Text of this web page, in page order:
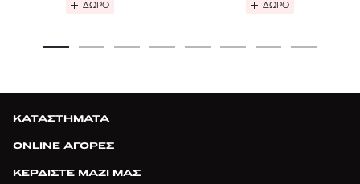
ΔΩΡΟ ΔΩΡΟ
ΚΑΤΑΣΤΗΜΑΤΑ
ONLINE ΑΓΟΡΕΣ
ΚΕΡΔΙΣΤΕ ΜΑΖΙ ΜΑΣ